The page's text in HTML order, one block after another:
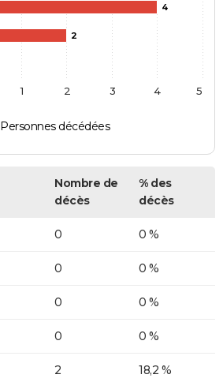
4
2
Personnes décédées
1 2 3 4 5
Nombre de
décès
% des
décès
0 0 %
0 0 %
0 0 %
0 0 %
2 18,2 %